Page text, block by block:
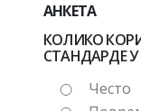
АНКЕТА
КОЛИКО
СТАНДАРДЕ
Често